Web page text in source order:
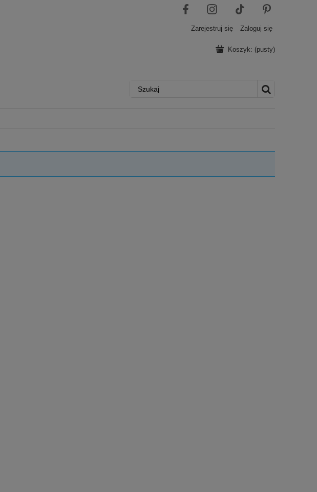
Zarejestruj się Zaloguj się
Koszyk: (pusty)